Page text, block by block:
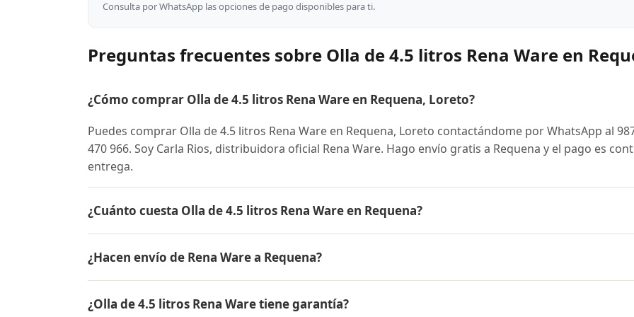
Consulta por WhatsApp las opciones de pago disponibles para ti.
Preguntas frecuentes sobre Olla de 4.5 litros Rena Ware en
¿Cómo comprar Olla de 4.5 litros Rena Ware en Requena, Loreto?
Puedes comprar Olla de 4.5 litros Rena Ware en Requena, Loreto contactándome por WhatsApp al
470 966. Soy Carla Rios, distribuidora oficial Rena Ware. Hago envío gratis a Requena y el pago es
entrega.
¿Cuánto cuesta Olla de 4.5 litros Rena Ware en Requena?
conocer el precio actual, promociones disponibles y facilidades de pago en cuotas desde el 10% de
¿Hacen envío de Rena Ware a Requena?
contra entrega.
¿Olla de 4.5 litros Rena Ware tiene garantía?